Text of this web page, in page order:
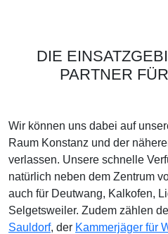
DIE
PARTNER
Wir können uns dabei auf
Raum Konstanz und der
verlassen. Unsere schnelle
natürlich neben dem Zentrum
auch für Deutwang, Kalkofen,
Selgetsweiler. Zudem zählen
Sauldorf, der Kammerjäger für